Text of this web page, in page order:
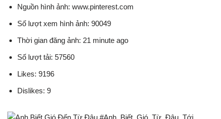
Nguồn hình ảnh: www.pinterest.com
Số lượt xem hình ảnh: 90049
Thời gian đăng ảnh: 21 minute ago
Số lượt tải: 57560
Likes: 9196
Dislikes: 9